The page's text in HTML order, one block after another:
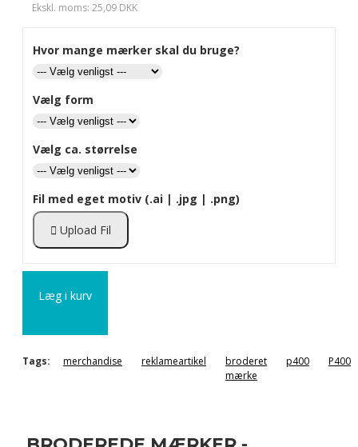
Ekskl. moms: 25,09 DKK
Hvor mange mærker skal du bruge?
Vælg form
Vælg ca. størrelse
Fil med eget motiv (.ai | .jpg | .png)
Upload Fil
Læg i kurv
Tags: merchandise reklameartikel
broderet
mærke
p400 P400